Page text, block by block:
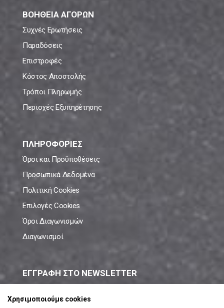
ΒΟΗΘΕΙΑ ΑΓΟΡΩΝ
Συχνές Ερωτήσεις
Παραδόσεις
Επιστροφές
Κόστος Αποστολής
Τρόποι Πληρωμής
Περιοχές Εξυπηρέτησης
ΠΛΗΡΟΦΟΡΙΕΣ
Όροι και Προϋποθέσεις
Προσωπικά Δεδομένα
Πολιτική Cookies
Επιλογές Cookies
Όροι Διαγωνισμών
Διαγωνισμοί
ΕΓΓΡΑΦΗ ΣΤΟ NEWSLETTER
Χρησιμοποιούμε cookies